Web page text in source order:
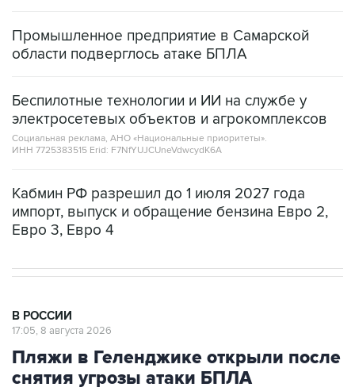
Промышленное предприятие в Самарской
области подверглось атаке БПЛА
Беспилотные технологии и ИИ на службе у
электросетевых объектов и агрокомплексов
Социальная реклама, АНО «Национальные приоритеты».
ИНН 7725383515 Erid: F7NfYUJCUneVdwcydK6A
Кабмин РФ разрешил до 1 июля 2027 года
импорт, выпуск и обращение бензина Евро 2,
Евро 3, Евро 4
В РОССИИ
17:05, 8 августа 2026
Пляжи в Геленджике открыли после
снятия угрозы атаки БПЛА